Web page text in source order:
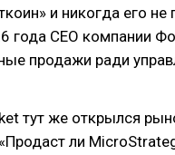
и никогда его не
года CEO компании
продажи ради
тут же открылся
ли